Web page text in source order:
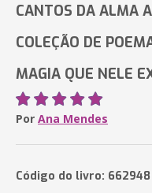
CANTOS DA ALMA
COLEÇÃO DE
MAGIA QUE NELE
Por Ana Mendes
Código do livro: 662948